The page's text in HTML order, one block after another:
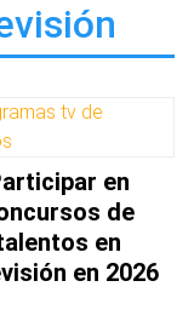
en
de
en
en 2026